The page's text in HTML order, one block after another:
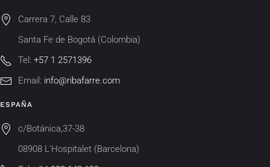
Carrera 7, Calle 83
Santa Fe de Bogotá (Colombia)
Tel: +57 1 2571396
Email: info@ribafarre.com
ESPAÑA
c/Botánica,37-38
08908 L'Hospitalet (Barcelona)